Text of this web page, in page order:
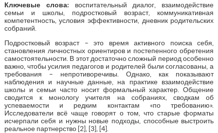
Ключевые слова: воспитательный диалог, взаимодействие
семьи и школы, подростковый возраст, коммуникативная
компетентность, условия эффективности, дневник родительских
собраний.
Подростковый возраст – это время активного поиска себя,
становления личностных ориентиров и постепенного обретения
самостоятельности. В этот достаточно сложный период особенно
важно, чтобы усилия педагогов и родителей были согласованы, а
требования – непротиворечивы. Однако, как показывают
наблюдения и научные данные, на практике взаимодействие
школы и семьи часто носит формальный характер. Общение
сводится к монологу учителя на собраниях, сводкам об
успеваемости и редким контактам «по требованию».
Исследователи всё чаще говорят о том, что старые форматы
исчерпали себя и нужны новые подходы, способные выстроить
реальное партнерство [2], [3], [4].